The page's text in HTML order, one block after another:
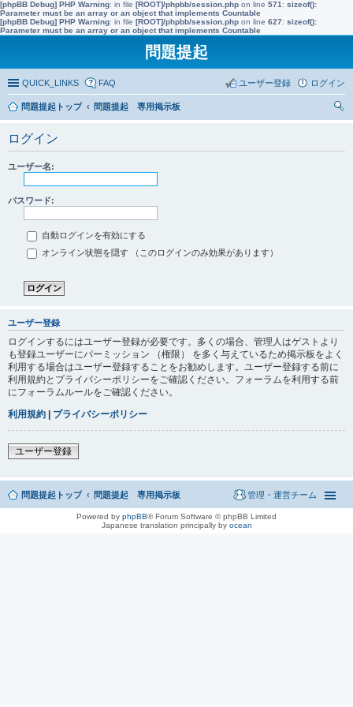
[phpBB Debug] PHP Warning: in file [ROOT]/phpbb/session.php on line 571 : sizeof():
Parameter must be an array or an object that implements Countable
[phpBB Debug] PHP Warning: in file [ROOT]/phpbb/session.php on line 627: sizeof():
Parameter must be an array or an object that implements Countable
問題提起
QUICK_LINKS FAQ ログイン
ユーザー登録
問題提起トップ
問題提起 専用掲示板
ログイン
ユーザー名:
パスワード:
自動ログインを有効にする
オンライン状態を隠す （このログインのみ効果があります）
ユーザー登録
ログインするにはユーザー登録が必要です。多くの場合、管理人はゲストより
も登録ユーザーにパーミッション （権限） を多く与えているため掲示板をよく
利用する場合はユーザー登録することをお勧めします。ユーザー登録する前に
利用規約とプライバシーポリシーをご確認ください。フォーラムを利用する前
にフォーラムルールをご確認ください。
利用規約 | プライバシーポリシー
ユーザー登録
問題提起トップ 問題提起 専用掲示板 管理・運営チーム
Powered by phpBB® Forum Software © phpBB Limited
Japanese translation principally by ocean